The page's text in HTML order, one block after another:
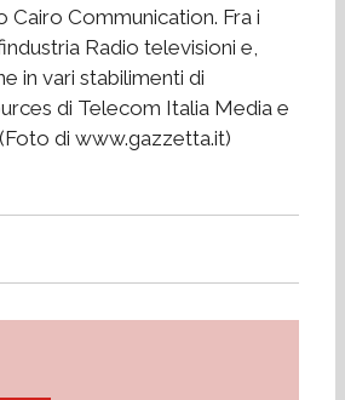
Cairo Communication. Fra i
Radio televisioni e,
in vari stabilimenti di
di Telecom Italia Media e
di www.gazzetta.it)